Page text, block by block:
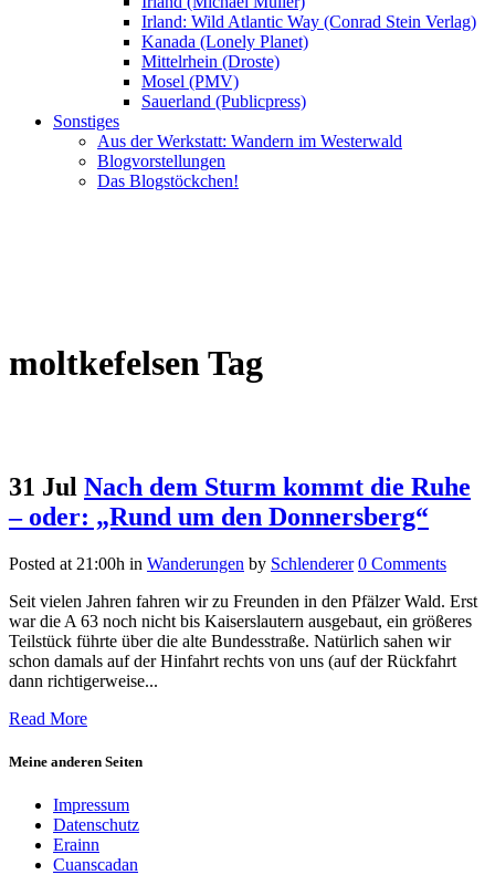
Irland: Wild Atlantic Way (Conrad Stein Verlag)
Kanada (Lonely Planet)
Mittelrhein (Droste)
Mosel (PMV)
Sauerland (Publicpress)
Sonstiges
Aus der Werkstatt: Wandern im Westerwald
Blogvorstellungen
Das Blogstöckchen!
moltkefelsen Tag
31 Jul Nach dem Sturm kommt die Ruhe
– oder: „Rund um den Donnersberg“
Posted at 21:00h in Wanderungen by Schlenderer 0 Comments
Seit vielen Jahren fahren wir zu Freunden in den Pfälzer Wald. Erst
war die A 63 noch nicht bis Kaiserslautern ausgebaut, ein größeres
Teilstück führte über die alte Bundesstraße. Natürlich sahen wir
schon damals auf der Hinfahrt rechts von uns (auf der Rückfahrt
dann richtigerweise...
Read More
Meine anderen Seiten
Impressum
Datenschutz
Erainn
Cuanscadan